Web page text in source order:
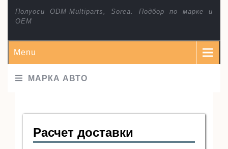
Полуоси ODM-Multiparts, Sorea. Подбор по марке и
ОЕМ
Menu
МАРКА АВТО
Расчет доставки